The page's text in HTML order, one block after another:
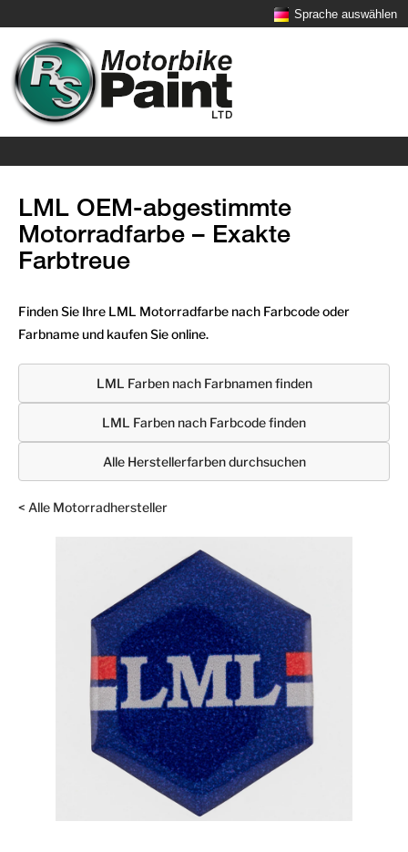
Sprache auswählen
LML OEM-abgestimmte
Motorradfarbe – Exakte
Farbtreue
Finden Sie Ihre LML Motorradfarbe nach Farbcode oder
Farbname und kaufen Sie online.
LML Farben nach Farbnamen finden
LML Farben nach Farbcode finden
Alle Herstellerfarben durchsuchen
< Alle Motorradhersteller